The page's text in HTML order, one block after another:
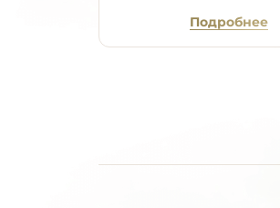
Подробнее